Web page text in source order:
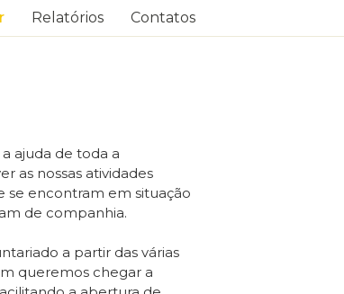
Relatórios Contatos
ajuda de toda a
as nossas atividades
se encontram em situação
de companhia.
a partir das várias
queremos chegar a